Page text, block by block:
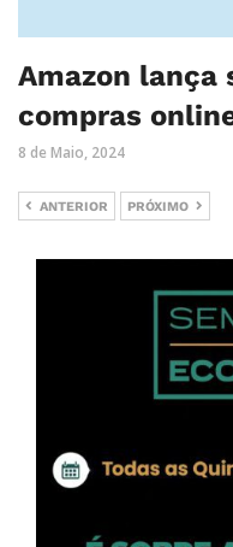
Amazon lança
compras
8 de Maio, 2024
ANTERIOR PRÓXIMO